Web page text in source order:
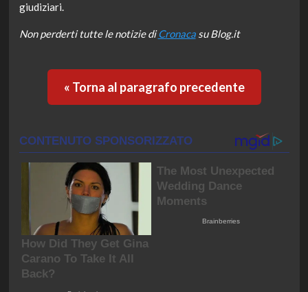
giudiziari.
Non perderti tutte le notizie diCronacasu Blog.it
« Torna al paragrafo precedente